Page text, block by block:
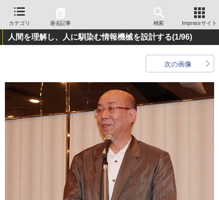
カテゴリ 過去記事 検索 Impressサイト
人間を理解し、人に馴染む情報機械を設計する(1/96)
次の画像